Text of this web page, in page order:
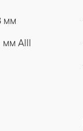
мм
мм АIII